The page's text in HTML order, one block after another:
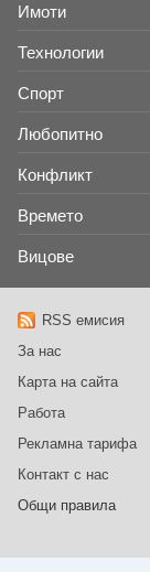
Имоти
Технологии
Спорт
Любопитно
Конфликт
Времето
Вицове
RSS емисия
За нас
Карта на сайта
Работа
Рекламна тарифа
Контакт с нас
Общи правила